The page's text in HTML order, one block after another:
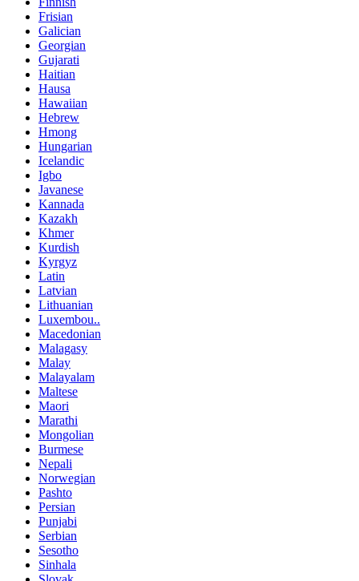
Frisian
Galician
Georgian
Gujarati
Haitian
Hausa
Hawaiian
Hebrew
Hmong
Hungarian
Icelandic
Igbo
Javanese
Kannada
Kazakh
Khmer
Kurdish
Kyrgyz
Latin
Latvian
Lithuanian
Luxembou..
Macedonian
Malagasy
Malay
Malayalam
Maltese
Maori
Marathi
Mongolian
Burmese
Nepali
Norwegian
Pashto
Persian
Punjabi
Serbian
Sesotho
Sinhala